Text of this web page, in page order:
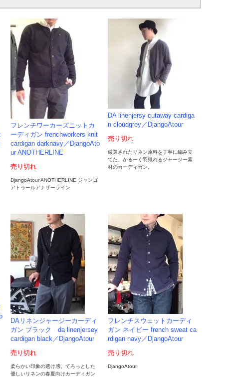
フレンチワーカーズニットカ
ーディガン frenchworkers knit
cardigan darknavy／DjangoAto
ur ANOTHERLINE
売り切れ
DjangoAtour ANOTHERLINE ジャンゴ
アトゥールアナザーライン
DA linenjersy cutaway cardiga
n cloudgrey／DjangoAtour
売り切れ
厳選されたリネン原料を丁寧に編み立
てた、かるーく羽織れるジャージー素
材のカーディガン。
DAリネンジャージーカーディ
ガン ブラック da linenjersey
cardigan black／DjangoAtour
売り切れ
柔らかい印象の透け感。てろっとした
優しいリネンの春夏向けカーディガン
フレンチスウェットカーディ
ガン ネイビー french sweat ca
rdigan navy／DjangoAtour
売り切れ
DjangoAtour